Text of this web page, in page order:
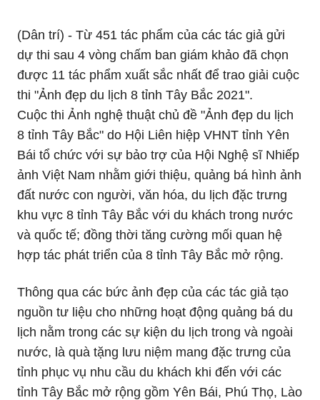
(Dân trí) - Từ 451 tác phẩm của các tác giả gửi
dự thi sau 4 vòng chấm ban giám khảo đã chọn
được 11 tác phẩm xuất sắc nhất để trao giải cuộc
thi "Ảnh đẹp du lịch 8 tỉnh Tây Bắc 2021".
Cuộc thi Ảnh nghệ thuật chủ đề "Ảnh đẹp du lịch
8 tỉnh Tây Bắc" do Hội Liên hiệp VHNT tỉnh Yên
Bái tổ chức với sự bảo trợ của Hội Nghệ sĩ Nhiếp
ảnh Việt Nam nhằm giới thiệu, quảng bá hình ảnh
đất nước con người, văn hóa, du lịch đặc trưng
khu vực 8 tỉnh Tây Bắc với du khách trong nước
và quốc tế; đồng thời tăng cường mối quan hệ
hợp tác phát triển của 8 tỉnh Tây Bắc mở rộng.
Thông qua các bức ảnh đẹp của các tác giả tạo
nguồn tư liệu cho những hoạt động quảng bá du
lịch nằm trong các sự kiện du lịch trong và ngoài
nước, là quà tặng lưu niệm mang đặc trưng của
tỉnh phục vụ nhu cầu du khách khi đến với các
tỉnh Tây Bắc mở rộng gồm Yên Bái, Phú Thọ, Lào